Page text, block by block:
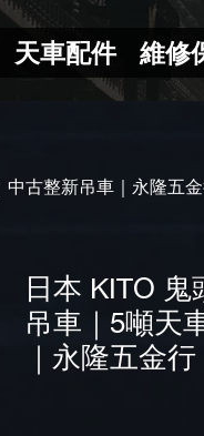
天車配件 維修
中古整新吊車｜永隆五
日本 KITO
吊車｜5噸天
｜永隆五金行